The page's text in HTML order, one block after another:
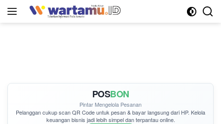
POSBON
Pintar Mengelola Pesanan
Pelanggan cukupscan QR Codeuntuk pesan & bayar langsung dari HP. Kelola
keuangan bisnis jadi lebih simpel dan terpantau online.